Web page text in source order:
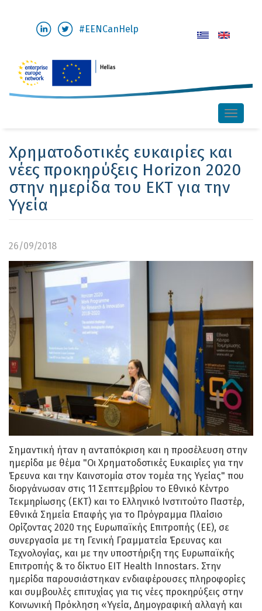
#EENCanHelp
Toggle
Χρηματοδοτικές ευκαιρίες και
νέες προκηρύξεις Horizon 2020
στην ημερίδα του ΕΚΤ για την
Υγεία
26/09/2018
Σημαντική ήταν η ανταπόκριση και η προσέλευση στην
ημερίδα με θέμα "Οι Χρηματοδοτικές Ευκαιρίες για την
Έρευνα και την Καινοτομία στον τομέα της Υγείας" που
διοργάνωσαν στις 11 Σεπτεμβρίου το Εθνικό Κέντρο
Τεκμηρίωσης (ΕΚΤ) και το Ελληνικό Ινστιτούτο Παστέρ,
Εθνικά Σημεία Επαφής για το Πρόγραμμα Πλαίσιο
Ορίζοντας 2020 της Ευρωπαϊκής Επιτροπής (ΕΕ), σε
συνεργασία με τη Γενική Γραμματεία Έρευνας και
Τεχνολογίας, και με την υποστήριξη της Ευρωπαϊκής
Επιτροπής & το δίκτυο EIT Health Innostars. Στην
ημερίδα παρουσιάστηκαν ενδιαφέρουσες πληροφορίες
και συμβουλές επιτυχίας για τις νέες προκηρύξεις στην
Κοινωνική Πρόκληση «Υγεία, Δημογραφική αλλαγή και